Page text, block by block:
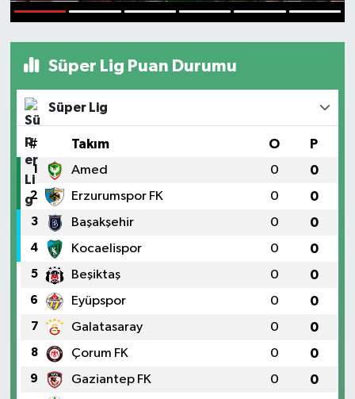
Süper Lig Puan Durumu
Süper Lig
# Takım O P
1 Amed 0 0
2 Erzurumspor FK 0 0
3 Başakşehir 0 0
4 Kocaelispor 0 0
5 Beşiktaş 0 0
6 Eyüpspor 0 0
7 Galatasaray 0 0
8 Çorum FK 0 0
9 Gaziantep FK 0 0